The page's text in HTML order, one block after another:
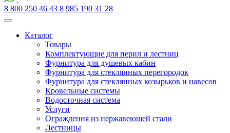
8 800 250 46 43 8 985 190 31 28
Каталог
Товары
Комплектующие для перил и лестниц
Фурнитура для душевых кабин
Фурнитура для стеклянных перегородок
Фурнитура для стеклянных козырьков и навесов
Кровельные системы
Водосточная система
Услуги
Ограждения из нержавеющей стали
Лестницы